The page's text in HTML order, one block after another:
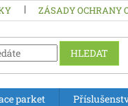
ZÁSADY OCHRANY
HLEDAT
parket